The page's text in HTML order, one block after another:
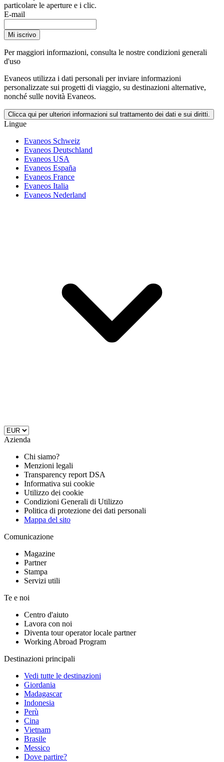
particolare le aperture e i clic.
E-mail
Mi iscrivo
Per maggiori informazioni, consulta le nostre condizioni generali
d'uso
Evaneos utilizza i dati personali per inviare informazioni
personalizzate sui progetti di viaggio, su destinazioni alternative,
nonché sulle novità Evaneos.
Clicca qui per ulteriori informazioni sul trattamento dei dati e sui diritti.
Lingue
Evaneos Schweiz
Evaneos Deutschland
Evaneos USA
Evaneos España
Evaneos France
Evaneos Italia
Evaneos Nederland
Azienda
Chi siamo?
Menzioni legali
Transparency report DSA
Informativa sui cookie
Utilizzo dei cookie
Condizioni Generali di Utilizzo
Politica di protezione dei dati personali
Mappa del sito
Comunicazione
Magazine
Partner
Stampa
Servizi utili
Te e noi
Centro d'aiuto
Lavora con noi
Diventa tour operator locale partner
Working Abroad Program
Destinazioni principali
Vedi tutte le destinazioni
Giordania
Madagascar
Indonesia
Perù
Cina
Vietnam
Brasile
Messico
Dove partire?